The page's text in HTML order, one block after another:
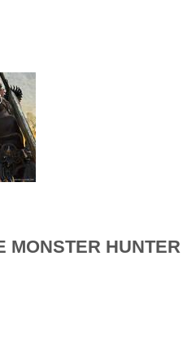
MONSTER HUNTER